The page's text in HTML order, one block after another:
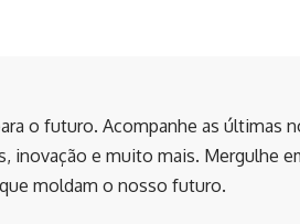
o futuro. Acompanhe as últimas
inovação e muito mais. Mergulhe
moldam o nosso futuro.